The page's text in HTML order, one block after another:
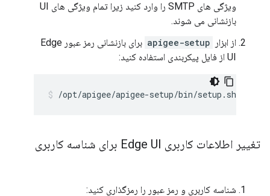
ویژگی های SMTP را وارد کنید زیرا تمام ویژگی های UI
بازنشانی می شوند.
از ابزار
apigee-setup
برای بازنشانی رمز عبور Edge
UI از فایل پیکربندی استفاده کنید:
/opt/apigee/apigee-setup/bin/setup.sh -p
تغییر اطلاعات کاربری Edge UI برای شناسه کاربری
شناسه کاربری و رمز عبور را رمزگذاری کنید: